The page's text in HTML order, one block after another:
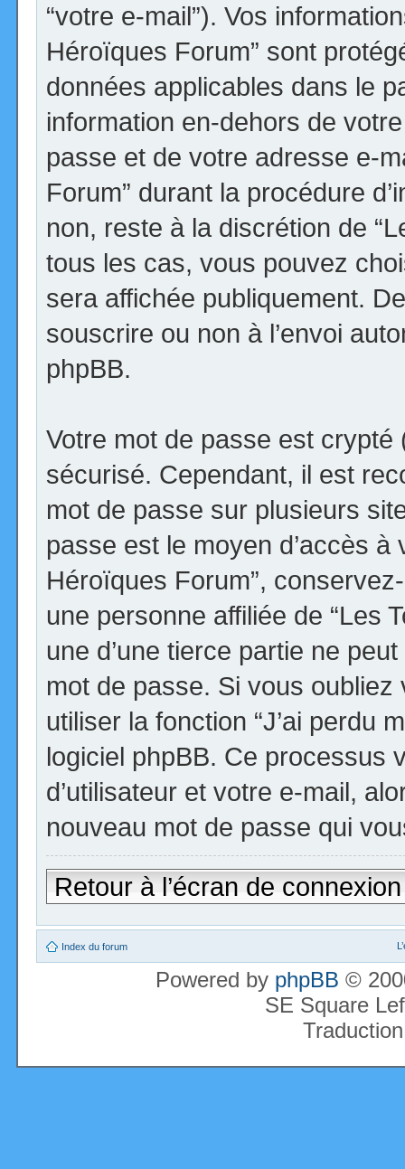
“votre e-mail”). Vos
Héroïques Forum” sont
données applicables dans le
information en-dehors de
passe et de votre adresse e-
Forum” durant la procédure
non, reste à la discrétion de
tous les cas, vous pouvez
sera affichée publiquement.
souscrire ou non à l’envoi
phpBB.
Votre mot de passe est crypté
sécurisé. Cependant, il est
mot de passe sur plusieurs
passe est le moyen d’accès à
Héroïques Forum”,
une personne affiliée de “Les
une d’une tierce partie ne
mot de passe. Si vous
utiliser la fonction “J’ai perdu
logiciel phpBB. Ce processus
d’utilisateur et votre e-mail,
nouveau mot de passe qui
Retour à l’écran de connexion
Index du forum
Powered by phpBB ©
SE Square